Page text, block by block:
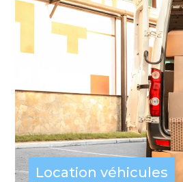
Location véhicules